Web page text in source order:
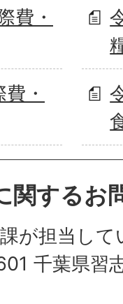
費・
・
関するお
が担当して
千葉県習